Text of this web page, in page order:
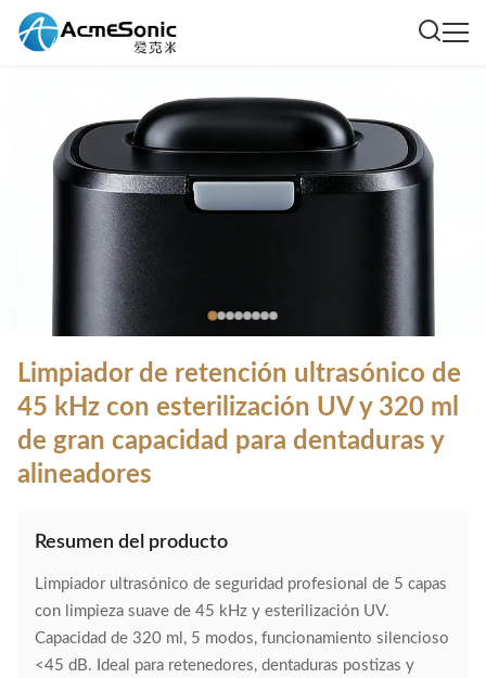
Limpiador de retención ultrasónico de
45 kHz con esterilización UV y 320 ml
de gran capacidad para dentaduras y
alineadores
Resumen del producto
Limpiador ultrasónico de seguridad profesional de 5 capas
con limpieza suave de 45 kHz y esterilización UV.
Capacidad de 320 ml, 5 modos, funcionamiento silencioso
<45 dB. Ideal para retenedores, dentaduras postizas y